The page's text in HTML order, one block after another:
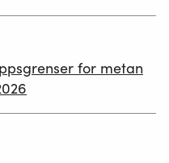
for metan